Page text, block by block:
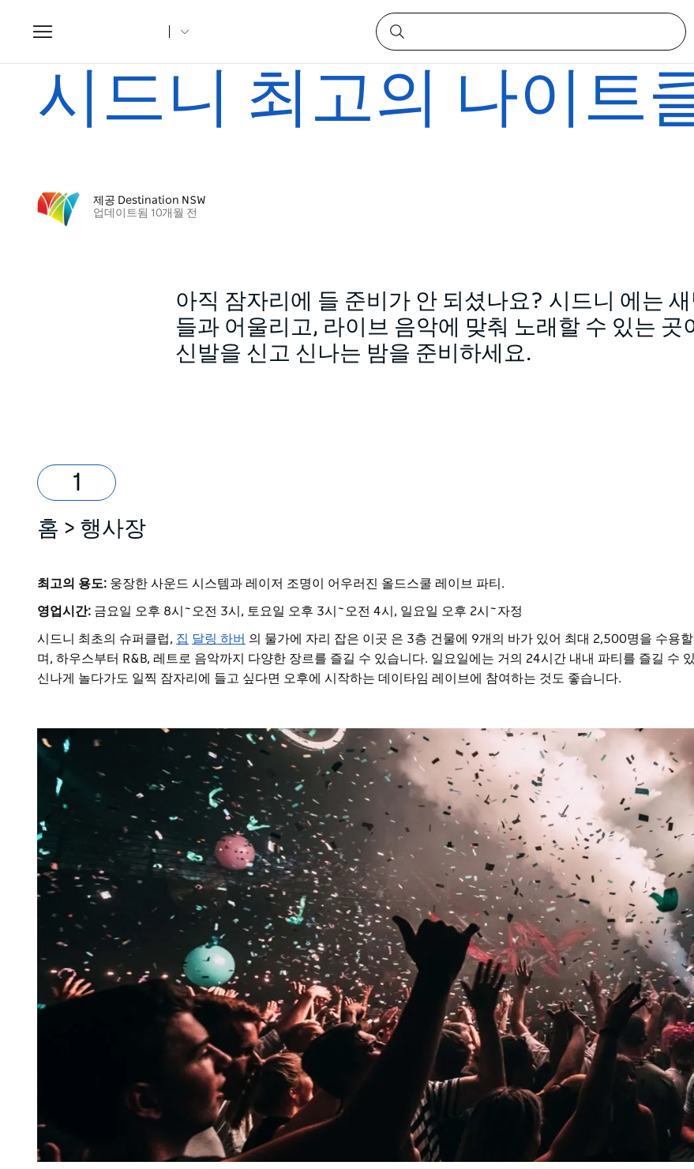
Toggle
navigation
시드니 최고의 나이트
제공 Destination NSW
업데이트됨 10개월 전
아직 잠자리에 들 준비가 안 되셨나요? 시드니 에는
들과 어울리고, 라이브 음악에 맞춰 노래할 수 있는 곳
신발을 신고 신나는 밤을 준비하세요.
홈 > 행사장
최고의 용도: 웅장한 사운드 시스템과 레이저 조명이 어우러진 올드스쿨 레이브 파티.
영업시간: 금요일 오후 8시~오전 3시, 토요일 오후 3시~오전 4시, 일요일 오후 2시~자정
시드니 최초의 슈퍼클럽, 집 달링 하버 의 물가에 자리 잡은 이곳 은 3층 건물에 9개의 바가 있어 최대 2,500명을 수용
며, 하우스부터 R&B, 레트로 음악까지 다양한 장르를 즐길 수 있습니다. 일요일에는 거의 24시간 내내 파티를 즐길 수
신나게 놀다가도 일찍 잠자리에 들고 싶다면 오후에 시작하는 데이타임 레이브에 참여하는 것도 좋습니다.